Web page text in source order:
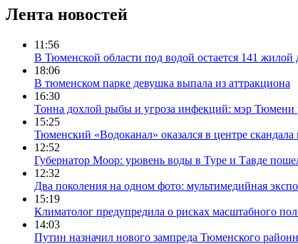
Лента новостей
11:56
В Тюменской области под водой остается 141 жилой
18:06
В тюменском парке девушка выпала из аттракциона
16:30
Тонна дохлой рыбы и угроза инфекций: мэр Тюмени
15:25
Тюменский «Водоканал» оказался в центре скандала
12:52
Губернатор Моор: уровень воды в Туре и Тавде
12:32
Два поколения на одном фото: мультимедийная
15:19
Климатолог предупредила о рисках масштабного
14:03
Путин назначил нового зампреда Тюменского